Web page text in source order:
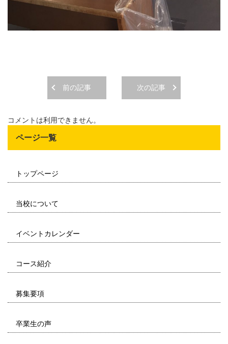
前の記事 次の記事
コメントは利用できません。
ページ一覧
トップページ
当校について
イベントカレンダー
コース紹介
募集要項
卒業生の声